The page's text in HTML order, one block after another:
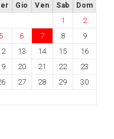
Gio Ven Sab Dom
1
2
5 6 7 8
9
13 14 15
16
20 21 22
23
27 28 29
30